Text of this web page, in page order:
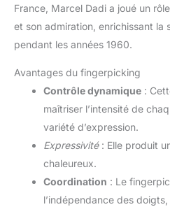
France, Marcel Dadi a joué un
et son admiration, enrichissant la
pendant les années 1960.
Avantages du fingerpicking
Contrôle dynamique :
maîtriser l’intensité de
variété d’expression.
Expressivité: Elle produit
chaleureux.
Coordination : Le
l’indépendance des